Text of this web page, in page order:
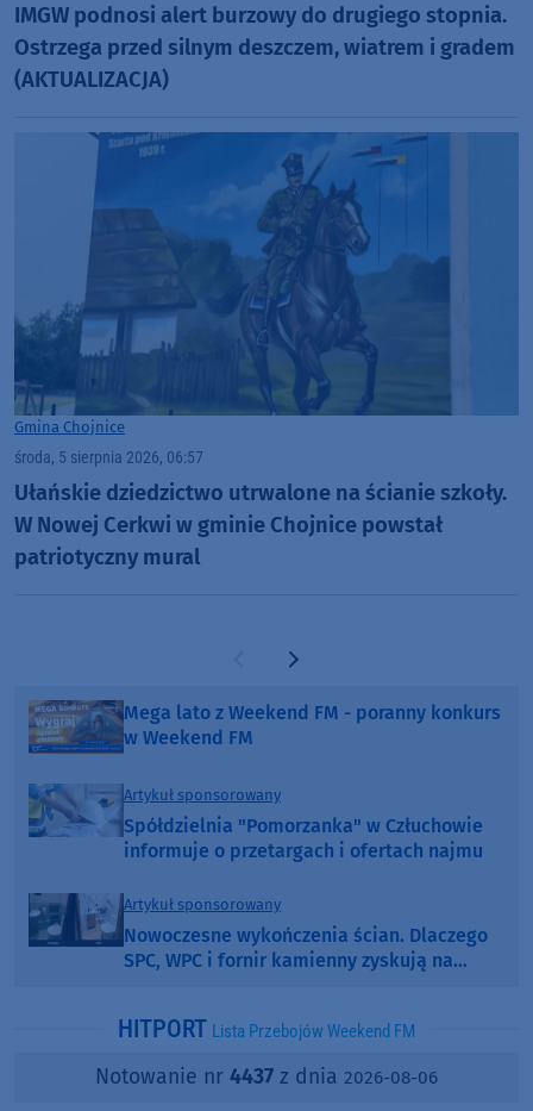
IMGW podnosi alert burzowy do drugiego stopnia.
Ostrzega przed silnym deszczem, wiatrem i gradem
(AKTUALIZACJA)
Gmina Chojnice
środa, 5 sierpnia 2026, 06:57
Ułańskie dziedzictwo utrwalone na ścianie szkoły.
W Nowej Cerkwi w gminie Chojnice powstał
patriotyczny mural
Poprzednia strona
Następna strona
Mega lato z Weekend FM - poranny konkurs
w Weekend FM
Artykuł sponsorowany
Spółdzielnia "Pomorzanka" w Człuchowie
informuje o przetargach i ofertach najmu
Artykuł sponsorowany
Nowoczesne wykończenia ścian. Dlaczego
SPC, WPC i fornir kamienny zyskują na
HITPORT Lista Przebojów Weekend FM
Notowanie nr 4437 z dnia 2026-08-06